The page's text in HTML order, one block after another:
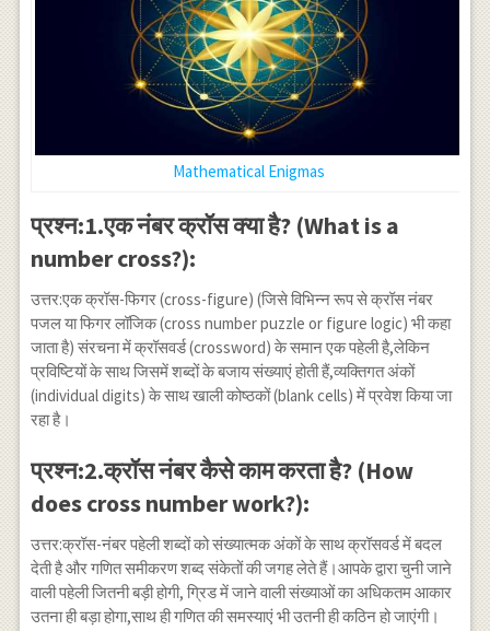
Mathematical Enigmas
प्रश्न:1.एक नंबर क्रॉस क्या है? (What is a
number cross?):
उत्तर:एक क्रॉस-फिगर (cross-figure) (जिसे विभिन्न रूप से क्रॉस नंबर
पजल या फिगर लॉजिक (cross number puzzle or figure logic) भी कहा
जाता है) संरचना में क्रॉसवर्ड (crossword) के समान एक पहेली है,लेकिन
प्रविष्टियों के साथ जिसमें शब्दों के बजाय संख्याएं होती हैं,व्यक्तिगत अंकों
(individual digits) के साथ खाली कोष्ठकों (blank cells) में प्रवेश किया जा
रहा है।
प्रश्न:2.क्रॉस नंबर कैसे काम करता है? (How
does cross number work?):
उत्तर:क्रॉस-नंबर पहेली शब्दों को संख्यात्मक अंकों के साथ क्रॉसवर्ड में बदल
देती है और गणित समीकरण शब्द संकेतों की जगह लेते हैं।आपके द्वारा चुनी जाने
वाली पहेली जितनी बड़ी होगी, ग्रिड में जाने वाली संख्याओं का अधिकतम आकार
उतना ही बड़ा होगा,साथ ही गणित की समस्याएं भी उतनी ही कठिन हो जाएंगी।